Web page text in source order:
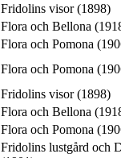
Fridolins visor (1898)
Flora och Bellona
Flora och Pomona
Flora och Pomona
Fridolins visor (1898)
Flora och Bellona
Flora och Pomona
Fridolins lustgård och